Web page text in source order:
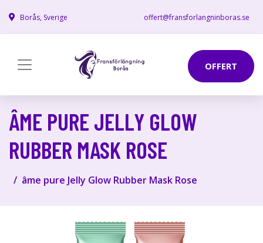
Borås, Sverige offert@fransforlangninboras.se
OFFERT
ÂME PURE JELLY GLOW
RUBBER MASK ROSE
âme pure Jelly Glow Rubber Mask Rose